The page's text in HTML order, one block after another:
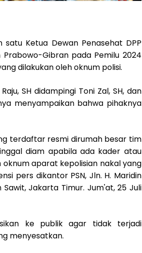
satu Ketua Dewan Penasehat DPP
Gibran pada Pemilu 2024
dilakukan oleh oknum polisi.
SH didampingi Toni Zal, SH, dan
menyampaikan bahwa pihaknya
terdaftar resmi dirumah besar tim
diam apabila ada kader atau
aparat kepolisian nakal yang
pers dikantor PSN, Jln. H. Maridin
Sawit, Jakarta Timur. Jum'at, 25 Juli
ke publik agar tidak terjadi
menyesatkan.